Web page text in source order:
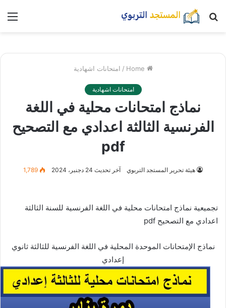
بحث
/ امتحانات اشهادية
امتحانات اشهادية
نماذج امتحانات محلية في اللغة
الفرنسية الثالثة اعدادي مع التصحيح
pdf
هيئة تحرير المستجد التربوي آخر تحديث 24 دجنبر، 2024 1,789
تجميعية نماذج امتحانات محلية في اللغة الفرنسية للسنة الثالثة
اعدادي مع التصحيح pdf
نماذج الإمتحانات الموحدة المحلية في اللغة الفرنسية للثالثة ثانوي
إعدادي